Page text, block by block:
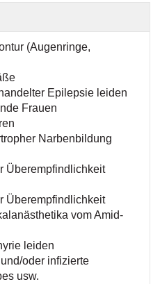
(Augenringe,
Epilepsie leiden
Frauen
Narbenbildung
Überempfindlichkeit
Überempfindlichkeit
vom Amid-
leiden
oder infizierte
usw.